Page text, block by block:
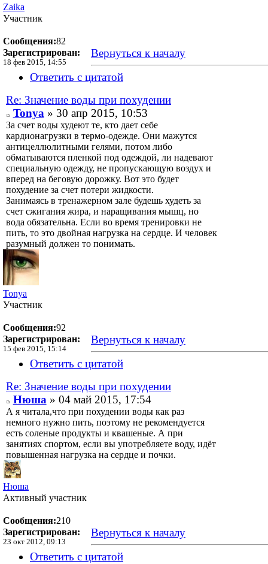
Zaika
Участник
Сообщения:82
Зарегистрирован:
18 фев 2015, 14:55
Вернуться к началу
Ответить с цитатой
Re: Значение воды при похудении
Tonya » 30 апр 2015, 10:53
За счет воды худеют те, кто дает себе
кардионагрузки в термо-одежде. Они мажутся
антицеллюлитными гелями, потом либо
обматываются пленкой под одеждой, ли надевают
специальную одежду, не пропускающую воздух и
вперед на беговую дорожку. Вот это будет
похудение за счет потери жидкости.
Занимаясь в тренажерном зале будешь худеть за
счет сжигания жира, и наращивания мышц, но
вода обязательна. Если во время тренировки не
пить, то это двойная нагрузка на сердце. И человек
разумный должен то понимать.
Tonya
Участник
Сообщения:92
Зарегистрирован:
15 фев 2015, 15:14
Вернуться к началу
Ответить с цитатой
Re: Значение воды при похудении
Нюша » 04 май 2015, 17:54
А я читала,что при похудении воды как раз
немного нужно пить, поэтому не рекомендуется
есть соленые продукты и квашеные. А при
занятиях спортом, если вы употребляете воду, идёт
повышенная нагрузка на сердце и почки.
Нюша
Активный участник
Сообщения:210
Зарегистрирован:
23 окт 2012, 09:13
Вернуться к началу
Ответить с цитатой